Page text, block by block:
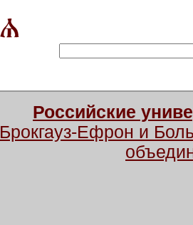
Российские
Брокгауз-Ефрон и